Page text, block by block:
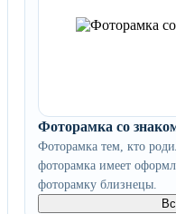
Фоторамка со
Фоторамка тем, кто
фоторамка имеет
фоторамку близнецы.